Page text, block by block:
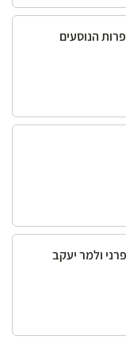
הנוסעים
ולמר יעקב